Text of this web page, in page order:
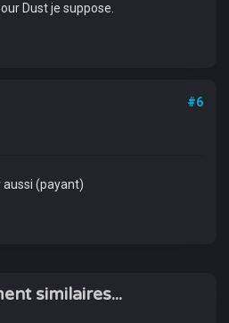
Dust je suppose.
#6
(payant)
similaires...